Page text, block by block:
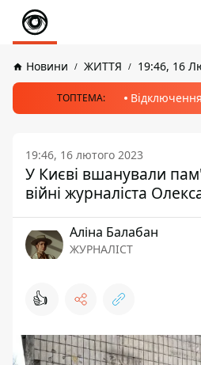
Новини ЖИТТЯ 19:46, 16
ТОПТЕМА:
19:46, 16 лютого 2023
У Києві вшанували
війні журналіста
Аліна Балабан
ЖУРНАЛІСТ
👍